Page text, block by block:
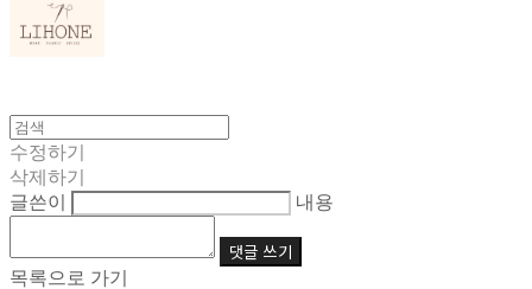
수정하기
삭제하기
글쓴이
내용
댓글 쓰기
목록으로 가기